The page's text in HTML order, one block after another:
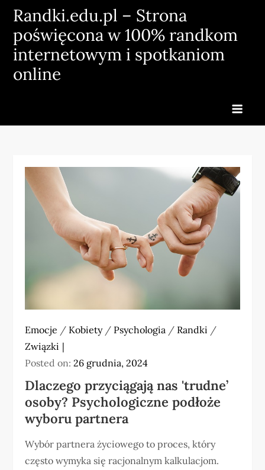
Skip
content
Randki.edu.pl – Strona
poświęcona w 100% randkom
internetowym i spotkaniom
online
Emocje / Kobiety/ Psychologia / Randki /
Związki
Posted on:26 grudnia, 2024
Dlaczego przyciągają nas 'trudne’
osoby? Psychologiczne podłoże
wyboru partnera
Wybór partnera życiowego to proces, który
często wymyka się racjonalnym kalkulacjom.